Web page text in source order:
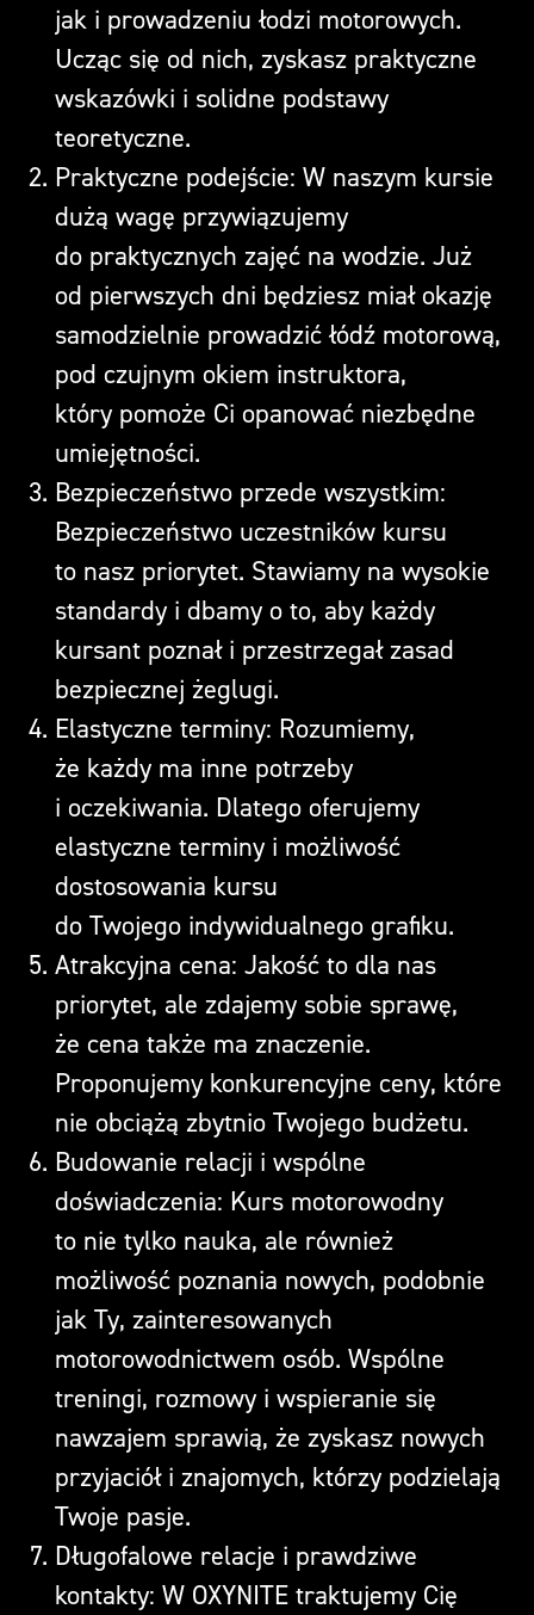
jak i prowadzeniu łodzi motorowych.
Ucząc się od nich, zyskasz praktyczne
wskazówki i solidne podstawy
teoretyczne.
Praktyczne podejście: W naszym kursie
dużą wagę przywiązujemy
do praktycznych zajęć na wodzie. Już
od pierwszych dni będziesz miał okazję
samodzielnie prowadzić łódź motorową,
pod czujnym okiem instruktora,
który pomoże Ci opanować niezbędne
umiejętności.
Bezpieczeństwo przede wszystkim:
Bezpieczeństwo uczestników kursu
to nasz priorytet. Stawiamy na wysokie
standardy i dbamy o to, aby każdy
kursant poznał i przestrzegał zasad
bezpiecznej żeglugi.
Elastyczne terminy: Rozumiemy,
że każdy ma inne potrzeby
i oczekiwania. Dlatego oferujemy
elastyczne terminy i możliwość
dostosowania kursu
do Twojego indywidualnego grafiku.
Atrakcyjna cena: Jakość to dla nas
priorytet, ale zdajemy sobie sprawę,
że cena także ma znaczenie.
Proponujemy konkurencyjne ceny, które
nie obciążą zbytnio Twojego budżetu.
Budowanie relacji i wspólne
doświadczenia: Kurs motorowodny
to nie tylko nauka, ale również
możliwość poznania nowych, podobnie
jak Ty, zainteresowanych
motorowodnictwem osób. Wspólne
treningi, rozmowy i wspieranie się
nawzajem sprawią, że zyskasz nowych
przyjaciół i znajomych, którzy podzielają
Twoje pasje.
Długofalowe relacje i prawdziwe
kontakty: W OXYNITEtraktujemy Cię